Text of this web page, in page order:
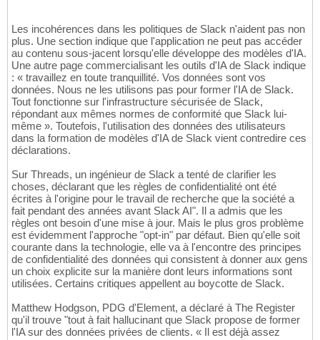
Les incohérences dans les politiques de Slack n'aident pas non
plus. Une section indique que l'application ne peut pas accéder
au contenu sous-jacent lorsqu'elle développe des modèles d'IA.
Une autre page commercialisant les outils d'IA de Slack indique
: « travaillez en toute tranquillité. Vos données sont vos
données. Nous ne les utilisons pas pour former l'IA de Slack.
Tout fonctionne sur l'infrastructure sécurisée de Slack,
répondant aux mêmes normes de conformité que Slack lui-
même ». Toutefois, l'utilisation des données des utilisateurs
dans la formation de modèles d'IA de Slack vient contredire ces
déclarations.
Sur Threads, un ingénieur de Slack a tenté de clarifier les
choses, déclarant que les règles de confidentialité ont été
écrites à l'origine pour le travail de recherche que la société a
fait pendant des années avant Slack AI". Il a admis que les
règles ont besoin d'une mise à jour. Mais le plus gros problème
est évidemment l'approche "opt-in" par défaut. Bien qu'elle soit
courante dans la technologie, elle va à l'encontre des principes
de confidentialité des données qui consistent à donner aux gens
un choix explicite sur la manière dont leurs informations sont
utilisées. Certains critiques appellent au boycotte de Slack.
Matthew Hodgson, PDG d'Element, a déclaré à The Register
qu'il trouve "tout à fait hallucinant que Slack propose de former
l'IA sur des données privées de clients. « Il est déjà assez